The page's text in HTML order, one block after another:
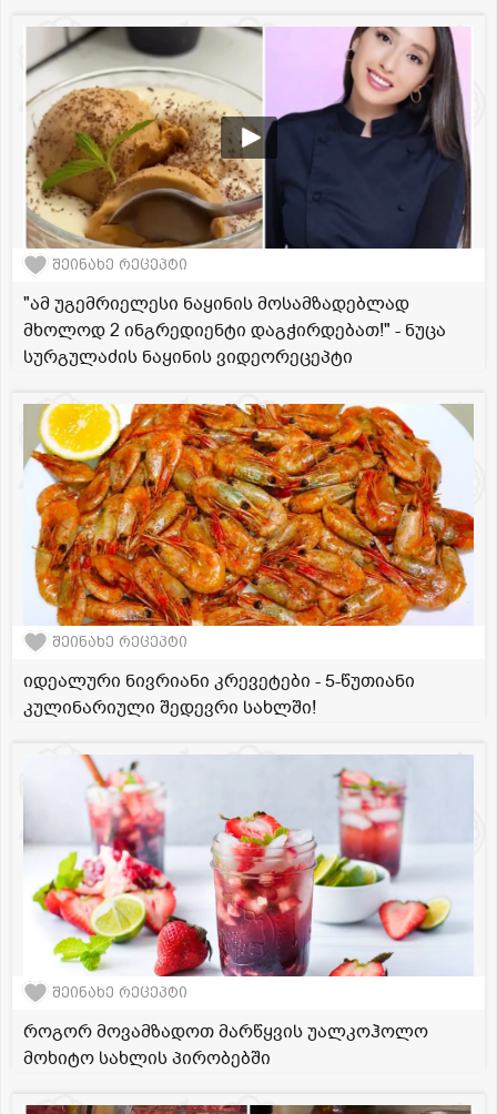
შეინახე რეცეპტი
"ამ უგემრიელესი ნაყინის მოსამზადებლად
მხოლოდ 2 ინგრედიენტი დაგჭირდებათ!" - ნუცა
სურგულაძის ნაყინის ვიდეორეცეპტი
შეინახე რეცეპტი
იდეალური ნივრიანი კრევეტები - 5-წუთიანი
კულინარიული შედევრი სახლში!
შეინახე რეცეპტი
როგორ მოვამზადოთ მარწყვის უალკოჰოლო
მოხიტო სახლის პირობებში